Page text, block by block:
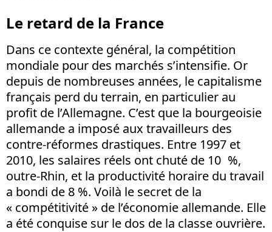
Le retard de la France
Dans ce contexte général, la compétition
mondiale pour des marchés s’intensifie. Or
depuis de nombreuses années, le capitalisme
français perd du terrain, en particulier au
profit de l’Allemagne. C’est que la bourgeoisie
allemande a imposé aux travailleurs des
contre-réformes drastiques. Entre 1997 et
2010, les salaires réels ont chuté de 10 %,
outre-Rhin, et la productivité horaire du travail
a bondi de 8 %. Voilà le secret de la
« compétitivité » de l’économie allemande. Elle
a été conquise sur le dos de la classe ouvrière.